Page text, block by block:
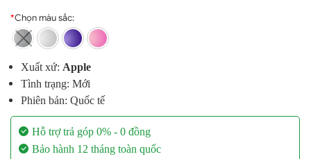
*Chọn màu sắc:
Xuất xứ: Apple
Tình trạng: Mới
Phiên bản: Quốc tế
Hỗ trợ trả góp 0% - 0 đồng
Bảo hành 12 tháng toàn quốc